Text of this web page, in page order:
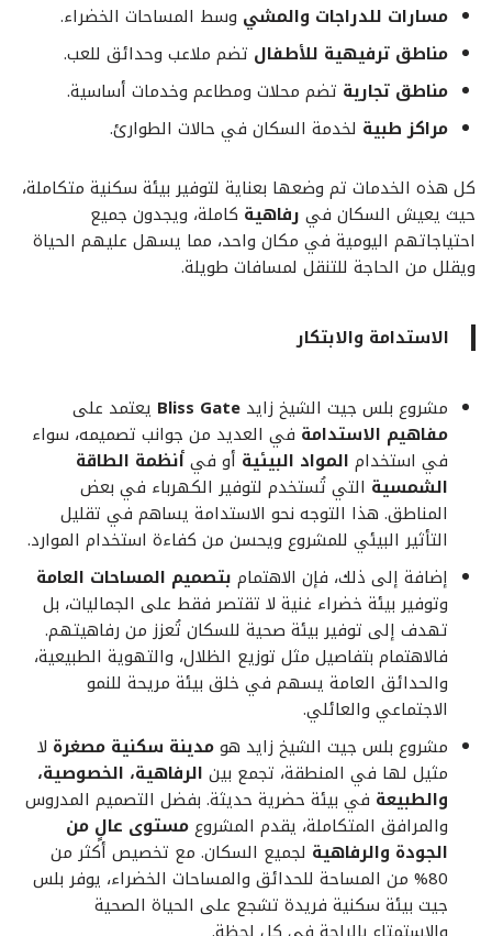
مسارات للدراجات والمشي وسط المساحات الخضراء.
مناطق ترفيهية للأطفال تضم ملاعب وحدائق للعب.
مناطق تجارية تضم محلات ومطاعم وخدمات أساسية.
مراكز طبية لخدمة السكان في حالات الطوارئ.
كل هذه الخدمات تم وضعها بعناية لتوفير بيئة سكنية متكاملة،
حيث يعيش السكان في رفاهية كاملة، ويجدون جميع
احتياجاتهم اليومية في مكان واحد، مما يسهل عليهم الحياة
ويقلل من الحاجة للتنقل لمسافات طويلة.
الاستدامة والابتكار
مشروع بلس جيت الشيخ زايد Bliss Gate يعتمد على
مفاهيم الاستدامة في العديد من جوانب تصميمه، سواء
في استخدام المواد البيئية أو فيأنظمة الطاقة
الشمسية التي تُستخدم لتوفير الكهرباء في بعض
المناطق. هذا التوجه نحو الاستدامة يساهم في تقليل
التأثير البيئي للمشروع ويحسن من كفاءة استخدام الموارد.
إضافة إلى ذلك، فإن الاهتمام بتصميم المساحات العامة
وتوفير بيئة خضراء غنية لا تقتصر فقط على الجماليات، بل
تهدف إلى توفير بيئة صحية للسكان تُعزز من رفاهيتهم.
فالاهتمام بتفاصيل مثل توزيع الظلال، والتهوية الطبيعية،
والحدائق العامة يسهم في خلق بيئة مريحة للنمو
الاجتماعي والعائلي.
مشروع بلس جيت الشيخ زايد هومدينة سكنية مصغرة لا
مثيل لها في المنطقة، تجمع بين الرفاهية، الخصوصية،
والطبيعة في بيئة حضرية حديثة. بفضل التصميم المدروس
والمرافق المتكاملة، يقدم المشروعمستوى عالٍ من
الجودة والرفاهية لجميع السكان. مع تخصيص أكثر من
80% من المساحة للحدائق والمساحات الخضراء، يوفر بلس
جيت بيئة سكنية فريدة تشجع على الحياة الصحية